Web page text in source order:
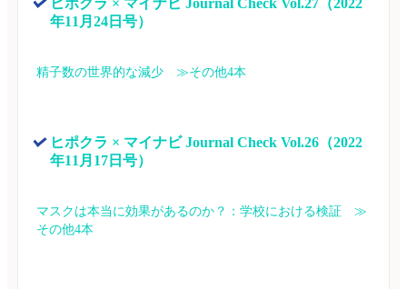
年11月24日号）
精子数の世界的な減少　≫その他4本
ヒポクラ × マイナビ Journal Check Vol.26（2022
年11月17日号）
マスクは本当に効果があるのか？：学校における検証　≫
その他4本